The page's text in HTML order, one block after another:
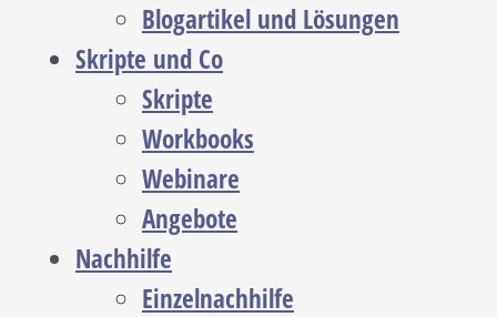
Blogartikel und Lösungen
Skripte und Co
Skripte
Workbooks
Webinare
Angebote
Nachhilfe
Einzelnachhilfe